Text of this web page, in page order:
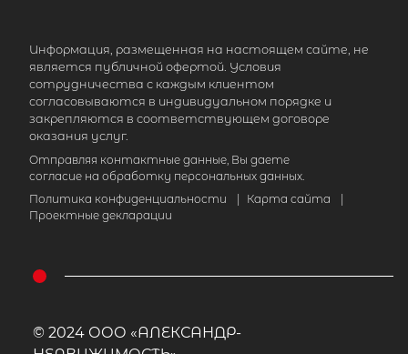
Информация, размещенная на настоящем сайте, не
является публичной офертой. Условия
сотрудничества с каждым клиентом
согласовываются в индивидуальном порядке и
закрепляются в соответствующем договоре
оказания услуг.
Отправляя контактные данные, Вы даете
согласие на обработку персональных данных.
Политика конфиденциальности
Карта сайта
Проектные декларации
© 2024 ООО «АЛЕКСАНДР-